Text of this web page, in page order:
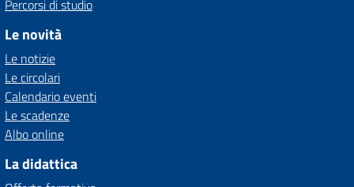
Percorsi di studio
Le novità
Le notizie
Le circolari
Calendario eventi
Le scadenze
Albo online
La didattica